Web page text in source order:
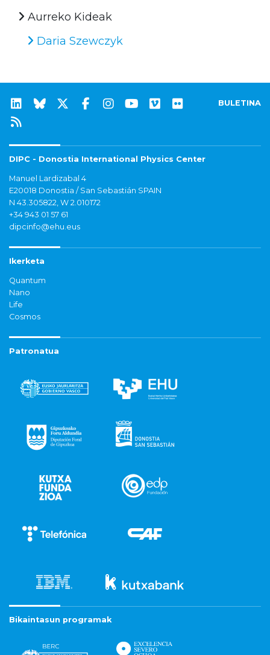
Aurreko Kideak
Daria Szewczyk
BULETINA
DIPC - Donostia International Physics Center
Manuel Lardizabal 4
E20018 Donostia / San Sebastián SPAIN
N 43.305822, W 2.010172
+34 943 01 57 61
dipcinfo@ehu.eus
Ikerketa
Quantum
Nano
Life
Cosmos
Patronatua
Bikaintasun programak